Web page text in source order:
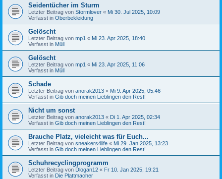
Seidentücher im Sturm
Letzter Beitrag von Stormlover « Mi 30. Jul 2025, 10:09
Verfasst in Oberbekleidung
Gelöscht
Letzter Beitrag von mp1 « Mi 23. Apr 2025, 18:40
Verfasst in Müll
Gelöscht
Letzter Beitrag von mp1 « Mi 23. Apr 2025, 11:06
Verfasst in Müll
Schade
Letzter Beitrag von anorak2013 « Mi 9. Apr 2025, 05:46
Verfasst in Gib doch meinen Lieblingen den Rest!
Nicht um sonst
Letzter Beitrag von anorak2013 « Di 1. Apr 2025, 02:34
Verfasst in Gib doch meinen Lieblingen den Rest!
Brauche Platz, vieleicht was für Euch...
Letzter Beitrag von sneakers4life « Mi 29. Jan 2025, 13:23
Verfasst in Gib doch meinen Lieblingen den Rest!
Schuhrecyclingprogramm
Letzter Beitrag von Dlogan12 « Fr 10. Jan 2025, 19:21
Verfasst in Die Plattmacher